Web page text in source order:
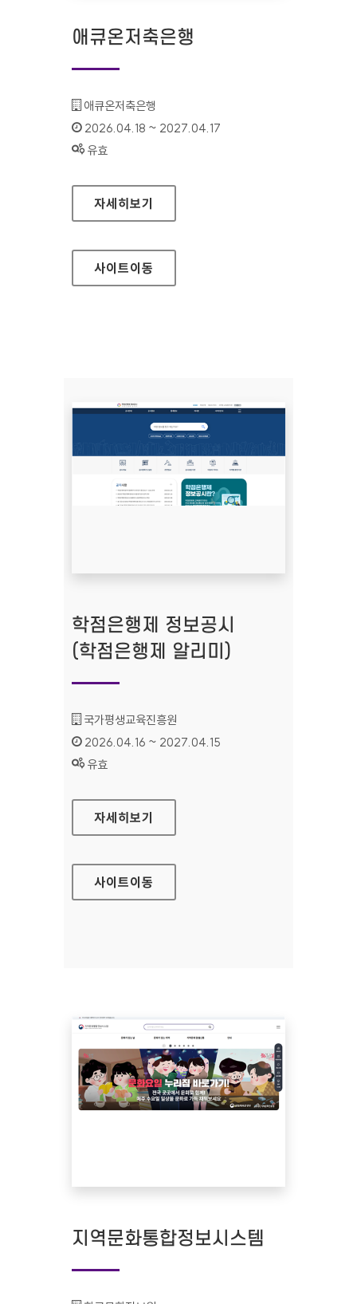
애큐온저축은행
기관명 :
애큐온저축은행
인증기간 :
2026.04.18 ~ 2027.04.17
상태 :
유효
애큐온저축은행
자세히보기
사이트이동
학점은행제 정보공시
(학점은행제 알리미)
기관명 :
국가평생교육진흥원
인증기간 :
2026.04.16 ~ 2027.04.15
상태 :
유효
학점은행제 정보공시(학점은행제 알리미)
자세히보기
사이트이동
지역문화통합정보시스템